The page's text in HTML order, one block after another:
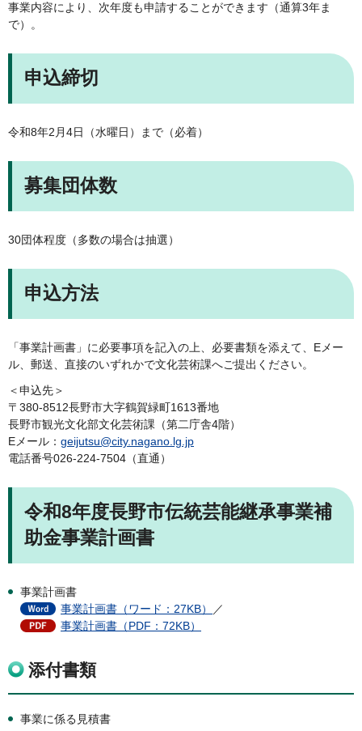
事業内容により、次年度も申請することができます（通算3年ま
で）。
申込締切
令和8年2月4日（水曜日）まで（必着）
募集団体数
30団体程度（多数の場合は抽選）
申込方法
「事業計画書」に必要事項を記入の上、必要書類を添えて、Eメー
ル、郵送、直接のいずれかで文化芸術課へご提出ください。
＜申込先＞
〒380-8512長野市大字鶴賀緑町1613番地
長野市観光文化部文化芸術課（第二庁舎4階）
Eメール： geijutsu@city.nagano.lg.jp
電話番号026-224-7504（直通）
令和8年度長野市伝統芸能継承事業補
助金事業計画書
事業計画書
事業計画書（ワード：27KB）
／
事業計画書（PDF：72KB）
添付書類
事業に係る見積書